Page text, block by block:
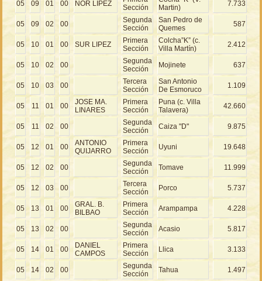
05 09 01 00 NOR LIPEZ
Sección
Martin)
7.733
05 09 02 00
Segunda
Sección
San Pedro de
Quemes
587
05 10 01 00 SUR LIPEZ
Primera
Sección
Colcha”K” (c.
Villa Martín)
2.412
05 10 02 00
Segunda
Sección
Mojinete 637
05 10 03 00
Tercera
Sección
San Antonio
De Esmoruco
1.109
05 11 01 00
JOSE MA.
LINARES
Primera
Sección
Puna (c. Villa
Talavera)
42.660
05 11 02 00
Segunda
Sección
Caiza "D" 9.875
05 12 01 00
ANTONIO
QUIJARRO
Primera
Sección
Uyuni 19.648
05 12 02 00
Segunda
Sección
Tomave 11.999
05 12 03 00
Tercera
Sección
Porco 5.737
05 13 01 00
GRAL. B.
BILBAO
Primera
Sección
Arampampa 4.228
05 13 02 00
Segunda
Sección
Acasio 5.817
05 14 01 00
DANIEL
CAMPOS
Primera
Sección
Llica 3.133
05 14 02 00
Segunda
Sección
Tahua 1.497